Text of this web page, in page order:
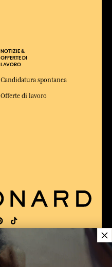
NOTIZIE &
OFFERTE DI
LAVORO
Candidatura spontanea
Offerte di lavoro
LINGUA:
×